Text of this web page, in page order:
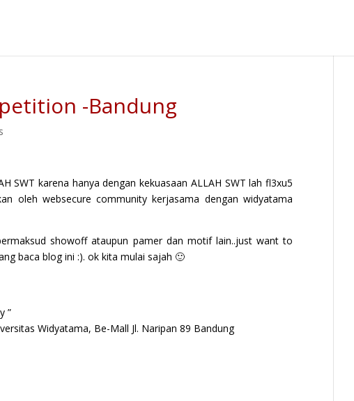
-Bandung
SWT karena hanya dengan kekuasaan ALLAH SWT lah fl3xu5
oleh websecure community kerjasama dengan widyatama
showoff ataupun pamer dan motif lain..just want to
baca blog ini :). ok kita mulai sajah 🙂
”
Widyatama, Be-Mall Jl. Naripan 89 Bandung